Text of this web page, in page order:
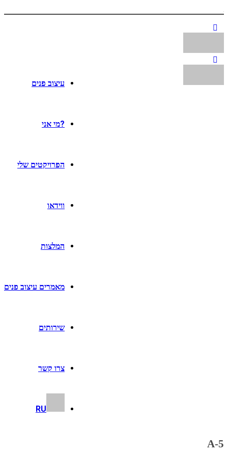
עיצוב פנים
?מי אני
הפרויקטים שלי
ווידאו
המלצות
מאמרים עיצוב פנים
שירותים
צרו קשר
RU
A-5